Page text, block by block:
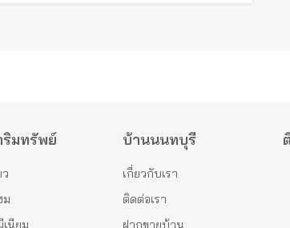
ริมทรัพย์
ม
นียม
บ้านนนทบุรี
เกี่ยวกับเรา
ติดต่อเรา
ฝากขายบ้าน